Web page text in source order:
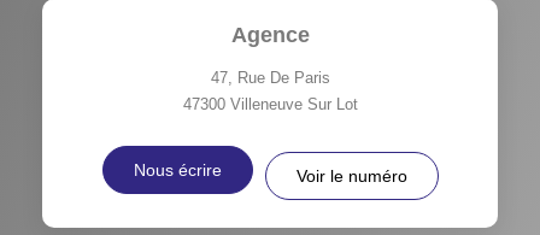
Agence
47, Rue De Paris
47300 Villeneuve Sur Lot
Nous écrire Voir le numéro